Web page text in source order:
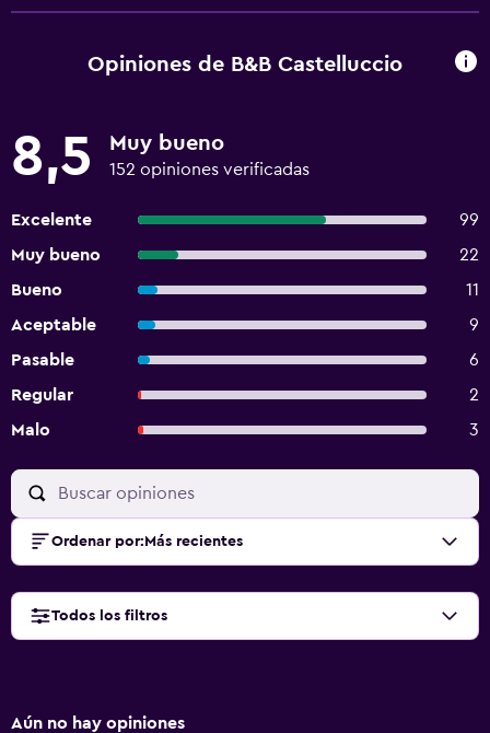
Opiniones de B&B Castelluccio
8,5 Muy bueno
152 opiniones verificadas
Excelente
99
Muy bueno
22
Bueno
11
Aceptable
9
Pasable
6
Regular
2
Malo
3
Ordenar por: Más recientes
Todos los filtros
Aún no hay opiniones